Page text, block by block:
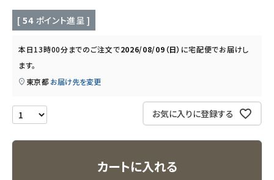
フード・ドリンク
ブランド
定期購入
オリジナルブランド
[ 54 ポイント進呈 ]
本日13時00分までのご注文で2026/08/09（日） に宅配便でお届けし
ます。
東京都 お届け先を変更
お気に入りに登録する
カートに入れる